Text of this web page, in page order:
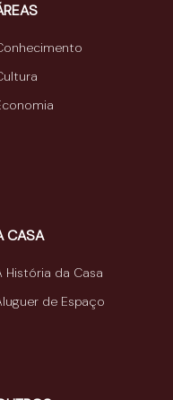
CASA
História da Casa
de Espaço